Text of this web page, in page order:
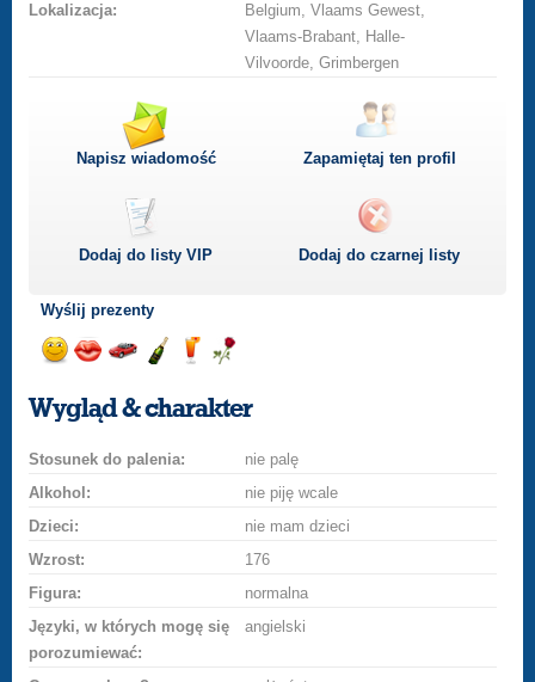
Lokalizacja:
Belgium, Vlaams Gewest,
Vlaams-Brabant, Halle-
Vilvoorde, Grimbergen
Napisz wiadomość Zapamiętaj ten profil
Dodaj do listyVIP Dodaj do czarnej listy
Wyślij prezenty
uśmiech
buziakasamochodem
szampana
drinka
różę
Wygląd & charakter
Stosunek do palenia:
nie palę
Alkohol:
nie piję wcale
Dzieci:
nie mam dzieci
Wzrost:
176
Figura:
normalna
Języki, w których mogę się
porozumiewać:
angielski